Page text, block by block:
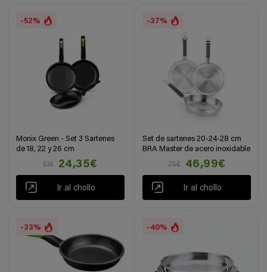
-52%
Monix Green - Set 3 Sartenes
de 18, 22 y 26 cm
51€
24,35€
Ir al chollo
-37%
Set de sartenes 20-24-28 cm
BRA Master de acero inoxidable
75€
46,99€
Ir al chollo
-33% -40%